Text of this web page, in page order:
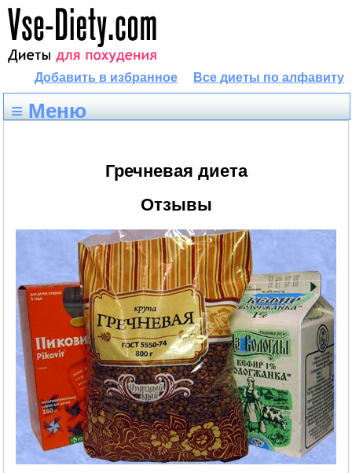
Все диеты по алфавиту
Добавить в избранное
≡ Меню
Гречневая диета
Отзывы